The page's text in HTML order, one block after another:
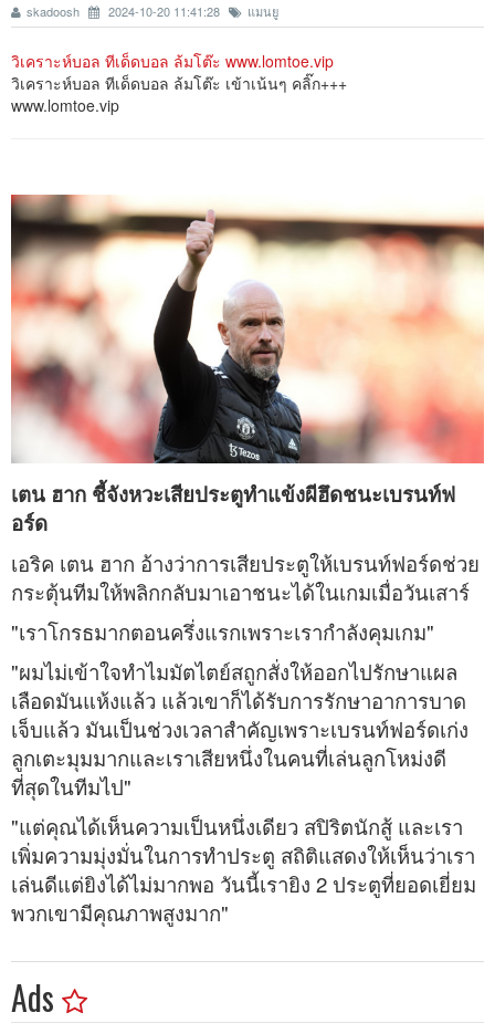
skadoosh 2024-10-20 11:41:28 แมนยู
วิเคราะห์บอล ทีเด็ดบอล ล้มโต๊ะ www.lomtoe.vip
วิเคราะห์บอล ทีเด็ดบอล ล้มโต๊ะ เข้าเน้นๆ คลิ๊ก+++
www.lomtoe.vip
เตน ฮาก ชี้จังหวะเสียประตูทำแข้งผีฮึดชนะเบรนท์ฟ
อร์ด
เอริค เตน ฮาก อ้างว่าการเสียประตูให้เบรนท์ฟอร์ดช่วย
กระตุ้นทีมให้พลิกกลับมาเอาชนะได้ในเกมเมื่อวันเสาร์
"เราโกรธมากตอนครึ่งแรกเพราะเรากำลังคุมเกม"
"ผมไม่เข้าใจทำไมมัตไตย์สถูกสั่งให้ออกไปรักษาแผล
เลือดมันแห้งแล้ว แล้วเขาก็ได้รับการรักษาอาการบาด
เจ็บแล้ว มันเป็นช่วงเวลาสำคัญเพราะเบรนท์ฟอร์ดเก่ง
ลูกเตะมุมมากและเราเสียหนึ่งในคนที่เล่นลูกโหม่งดี
ที่สุดในทีมไป"
"แต่คุณได้เห็นความเป็นหนึ่งเดียว สปิริตนักสู้ และเรา
เพิ่มความมุ่งมั่นในการทำประตู สถิติแสดงให้เห็นว่าเรา
เล่นดีแต่ยิงได้ไม่มากพอ วันนี้เรายิง 2 ประตูที่ยอดเยี่ยม
พวกเขามีคุณภาพสูงมาก"
Ads